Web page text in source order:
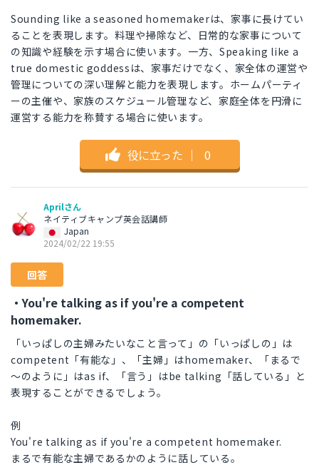
Sounding like a seasoned homemakerは、家事に長けてい
ることを表現します。料理や掃除など、日常的な家事について
の知識や経験を示す場合に使います。一方、Speaking like a
true domestic goddessは、家事だけでなく、家全体の運営や
管理についての深い理解と能力を表現します。ホームパーティ
ーの主催や、家族のスケジュール管理など、家庭全体を円滑に
運営する能力を称賛する場合に使います。
役に立った ｜ 0
Aprilさん
ネイティブキャンプ英会話講師
Japan
2024/02/22 19:55
回答
・You're talking as if you're a competent
homemaker.
「いっぱしの主婦みたいなこと言って」の「いっぱしの」は
competent「有能な」、「主婦」はhomemaker、「まるで
～のように」はas if、「言う」はbe talking「話している」と
表現することができるでしょう。
例
You're talking as if you're a competent homemaker.
まるで有能な主婦であるかのように話している。